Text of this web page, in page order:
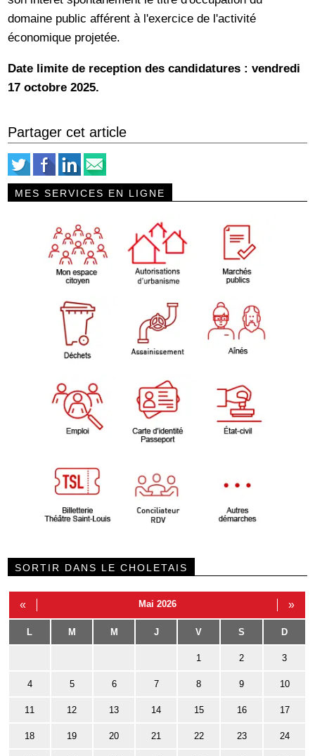
domaine public afférent à l'exercice de l'activité
économique projetée.
Date limite de reception des candidatures : vendredi
17 octobre 2025.
Partager cet article
MES SERVICES EN LIGNE
SORTIR DANS LE CHOLETAIS
« Mai 2026 »
L M M J V S D
1 2 3
4 5 6 7 8 9 10
11 12 13 14 15 16 17
18 19 20 21 22 23 24